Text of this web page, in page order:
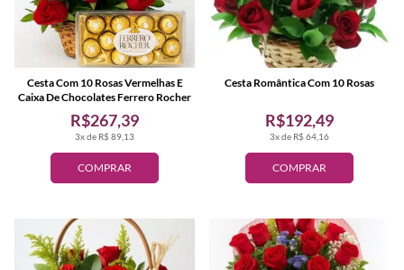
COMPRAR
3x de R$ 89,13
R$267,39
Cesta Com 10 Rosas Vermelhas E
Caixa De Chocolates Ferrero Rocher
COMPRAR
3x de R$ 64,16
R$192,49
Cesta Romântica Com 10 Rosas